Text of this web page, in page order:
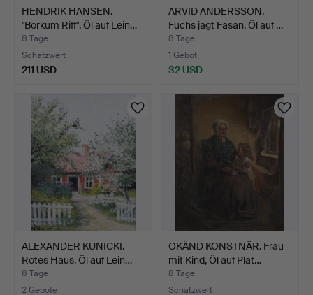
HENDRIK HANSEN.
"Borkum Riff". Öl auf Lein…
8 Tage
Schätzwert
211 USD
ARVID ANDERSSON.
Fuchs jagt Fasan. Öl auf …
8 Tage
1 Gebot
32 USD
ALEXANDER KUNICKI.
Rotes Haus. Öl auf Lein…
8 Tage
2 Gebote
OKÄND KONSTNÄR. Frau
mit Kind, Öl auf Plat…
8 Tage
Schätzwert